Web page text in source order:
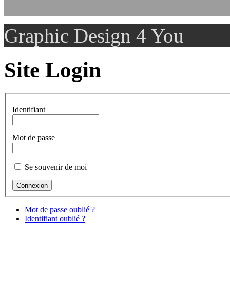
Graphic Design 4 You
Site Login
Identifiant
Mot de passe
Se souvenir de moi
Mot de passe oublié ?
Identifiant oublié ?